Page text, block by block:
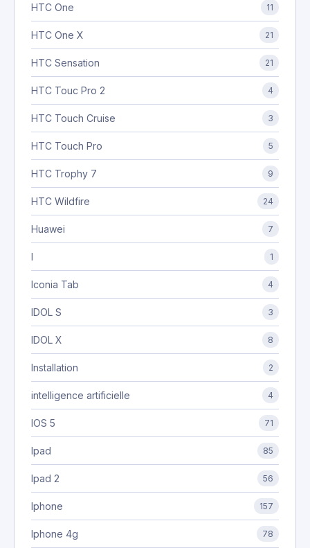
HTC One 11
HTC One X 21
HTC Sensation 21
HTC Touc Pro 2 4
HTC Touch Cruise 3
HTC Touch Pro 5
HTC Trophy 7 9
HTC Wildfire 24
Huawei 7
I 1
Iconia Tab 4
IDOL S 3
IDOL X 8
Installation 2
intelligence artificielle 4
IOS 5 71
Ipad 85
Ipad 2 56
Iphone 157
Iphone 4g 78